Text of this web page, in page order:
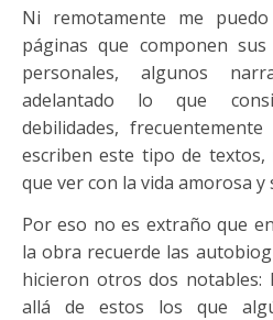
Ni remotamente me
páginas que componen
personales, algunos
adelantado lo que
debilidades,
escriben este tipo de
que ver con la vida amorosa y
Por eso no es extraño que
la obra recuerde las
hicieron otros dos notables:
allá de estos los que